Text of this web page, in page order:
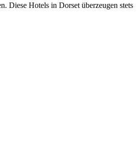
Diese Hotels in Dorset überzeugen stets